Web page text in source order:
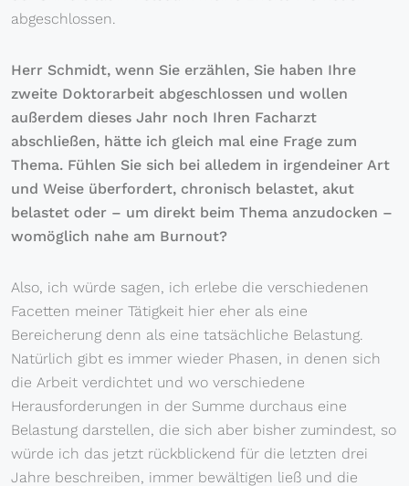
abgeschlossen.
Herr Schmidt, wenn Sie erzählen, Sie haben Ihre
zweite Doktorarbeit abgeschlossen und wollen
außerdem dieses Jahr noch Ihren Facharzt
abschließen, hätte ich gleich mal eine Frage zum
Thema. Fühlen Sie sich bei alledem in irgendeiner Art
und Weise überfordert, chronisch belastet, akut
belastet oder – um direkt beim Thema anzudocken –
womöglich nahe am Burnout?
Also, ich würde sagen, ich erlebe die verschiedenen
Facetten meiner Tätigkeit hier eher als eine
Bereicherung denn als eine tatsächliche Belastung.
Natürlich gibt es immer wieder Phasen, in denen sich
die Arbeit verdichtet und wo verschiedene
Herausforderungen in der Summe durchaus eine
Belastung darstellen, die sich aber bisher zumindest, so
würde ich das jetzt rückblickend für die letzten drei
Jahre beschreiben, immer bewältigen ließ und die